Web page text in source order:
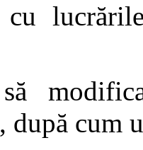
după cum